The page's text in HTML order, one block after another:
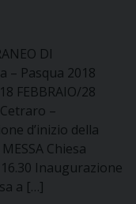
DI
– Pasqua 2018
FEBBRAIO/28
–
d’inizio della
Chiesa
Inaugurazione
a […]